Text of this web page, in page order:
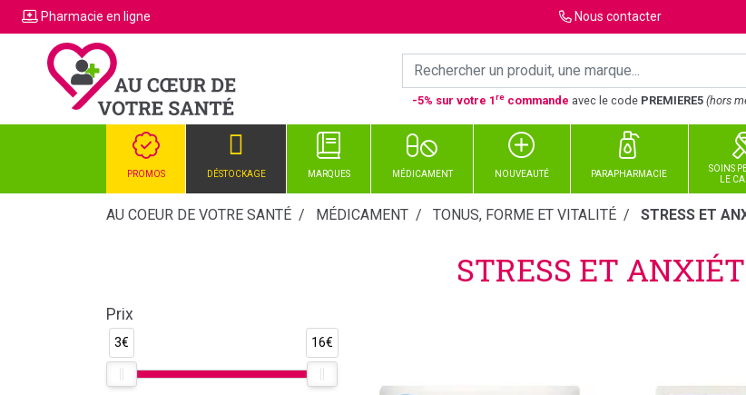
Pharmacie en ligne Nous contacter
-5% sur votre 1re commande avec le code PREMIERE5 (hors
PROMOS DÉSTOCKAGE MARQUES MÉDICAMENT NOUVEAUTÉ PARAPHARMACIE
SOINS
LE
AU COEUR DE VOTRE SANTÉ MÉDICAMENT TONUS, FORME ET VITALITÉ STRESS ET
STRESS ET
Prix
3€ 16€